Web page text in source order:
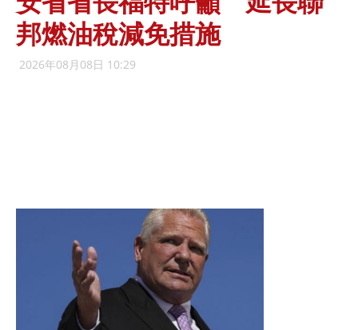
邦燃油稅減免措施
2026年08月08日 10:29